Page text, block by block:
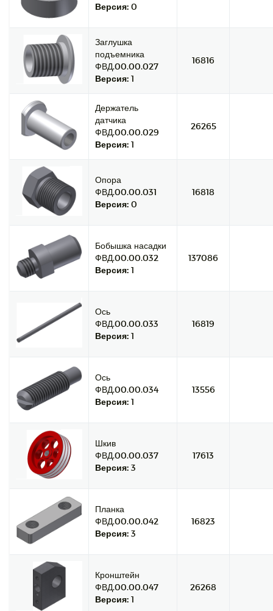
Версия: 0
Заглушка
подъемника
ФВД.00.00.027
Версия: 1
16816
Держатель
датчика
ФВД.00.00.029
Версия: 1
26265
Опора
ФВД.00.00.031
Версия: 0
16818
Бобышка насадки
ФВД.00.00.032
Версия: 1
137086
Ось
ФВД.00.00.033
Версия: 1
16819
Ось
ФВД.00.00.034
Версия: 1
13556
Шкив
ФВД.00.00.037
Версия: 3
17613
Планка
ФВД.00.00.042
Версия: 3
16823
Кронштейн
ФВД.00.00.047
Версия: 1
26268